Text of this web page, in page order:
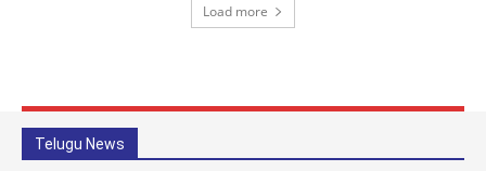
Load more
Telugu News